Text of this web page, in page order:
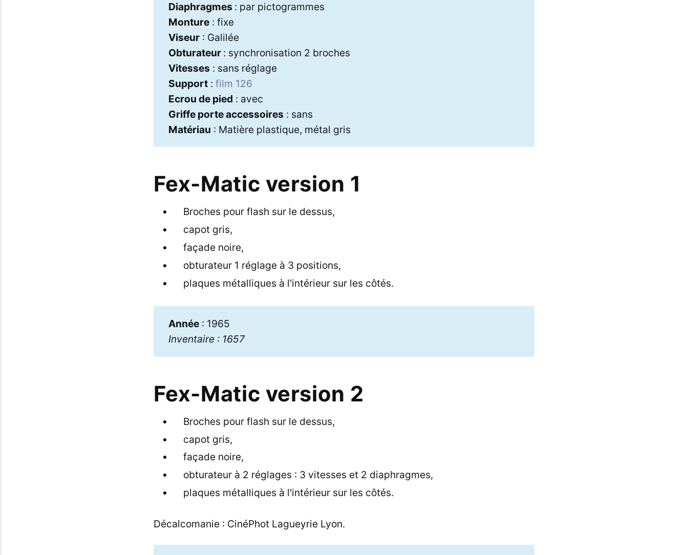
Diaphragmes : par pictogrammes
Monture: fixe
Viseur: Galilée
Obturateur : synchronisation 2 broches
Vitesses : sans réglage
Support: film 126
Ecrou de pied : avec
Griffe porte accessoires : sans
Matériau : Matière plastique, métal gris
Fex-Matic version 1
Broches pour flash sur le dessus,
capot gris,
façade noire,
obturateur 1 réglage à 3 positions,
plaques métalliques à l'intérieur sur les côtés.
Année: 1965
Inventaire : 1657
Fex-Matic version 2
Broches pour flash sur le dessus,
capot gris,
façade noire,
obturateur à 2 réglages : 3 vitesses et 2 diaphragmes,
plaques métalliques à l'intérieur sur les côtés.
Décalcomanie : CinéPhot Lagueyrie Lyon.